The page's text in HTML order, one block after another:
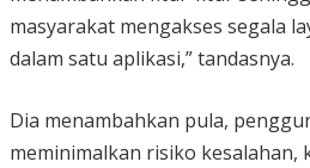
masyarakat mengakses segala
dalam satu aplikasi,” tandasnya.
Dia menambahkan pula,
meminimalkan risiko kesalahan,